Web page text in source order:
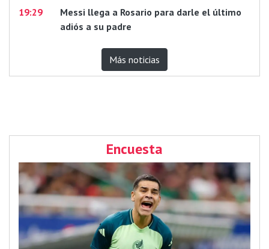
19:29
Messi llega a Rosario para darle el último
adiós a su padre
Más noticias
Encuesta